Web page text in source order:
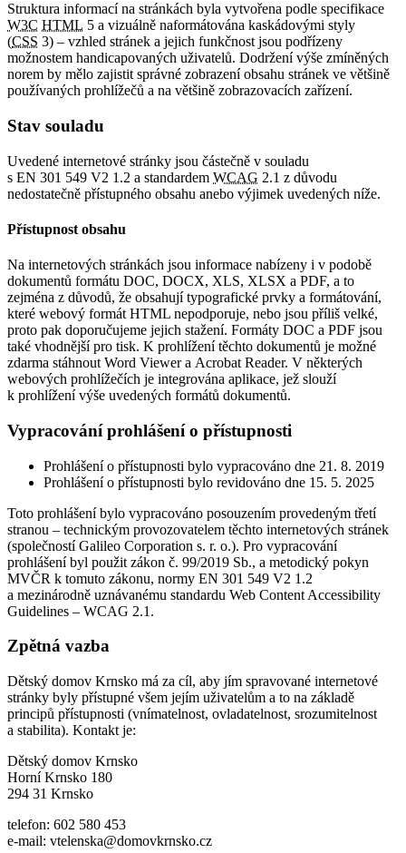
Struktura informací na stránkách byla vytvořena podle specifikace
W3C HTML 5 a vizuálně naformátována kaskádovými styly
(CSS 3) – vzhled stránek a jejich funkčnost jsou podřízeny
možnostem handicapovaných uživatelů. Dodržení výše zmíněných
norem by mělo zajistit správné zobrazení obsahu stránek ve většině
používaných prohlížečů a na většině zobrazovacích zařízení.
Stav souladu
Uvedené internetové stránky jsou částečně v souladu
s EN 301 549 V2 1.2 a standardem WCAG 2.1 z důvodu
nedostatečně přístupného obsahu anebo výjimek uvedených níže.
Přístupnost obsahu
Na internetových stránkách jsou informace nabízeny i v podobě
dokumentů formátu DOC, DOCX, XLS, XLSX a PDF, a to
zejména z důvodů, že obsahují typografické prvky a formátování,
které webový formát HTML nepodporuje, nebo jsou příliš velké,
proto pak doporučujeme jejich stažení. Formáty DOC a PDF jsou
také vhodnější pro tisk. K prohlížení těchto dokumentů je možné
zdarma stáhnout Word Viewer a Acrobat Reader. V některých
webových prohlížečích je integrována aplikace, jež slouží
k prohlížení výše uvedených formátů dokumentů.
Vypracování prohlášení o přístupnosti
Prohlášení o přístupnosti bylo vypracováno dne 21. 8. 2019
Prohlášení o přístupnosti bylo revidováno dne 15. 5. 2025
Toto prohlášení bylo vypracováno posouzením provedeným třetí
stranou – technickým provozovatelem těchto internetových stránek
(společností Galileo Corporation s. r. o.). Pro vypracování
prohlášení byl použit zákon č. 99/2019 Sb., a metodický pokyn
MVČR k tomuto zákonu, normy EN 301 549 V2 1.2
a mezinárodně uznávanému standardu Web Content Accessibility
Guidelines – WCAG 2.1.
Zpětná vazba
Dětský domov Krnsko má za cíl, aby jím spravované internetové
stránky byly přístupné všem jejím uživatelům a to na základě
principů přístupnosti (vnímatelnost, ovladatelnost, srozumitelnost
a stabilita). Kontakt je:
Dětský domov Krnsko
Horní Krnsko 180
294 31 Krnsko
telefon: 602 580 453
e-mail: vtelenska@domovkrnsko.cz